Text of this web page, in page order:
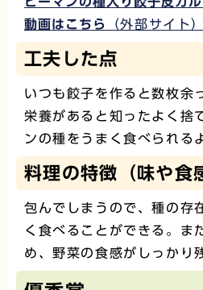
動画はこちら
（外部サイト）
工夫した点
いつも餃子を作ると数枚余
栄養があると知ったよく捨
ンの種をうまく食べられる
料理の特徴（味や食
包んでしまうので、種の存
く食べることができる。ま
め、野菜の食感がしっかり